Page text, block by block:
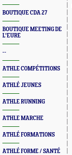
BOUTIQUE CDA 27
BOUTIQUE MEETING DE
L'EURE
--
ATHLE COMPÉTITIONS
ATHLÉ JEUNES
ATHLE RUNNING
ATHLE MARCHE
ATHLÉ FORMATIONS
ATHLÉ FORME / SANTÉ